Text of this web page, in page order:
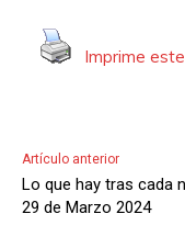
d
Imprime
Artículo anterior
Lo que hay tras cada
29 de Marzo 2024